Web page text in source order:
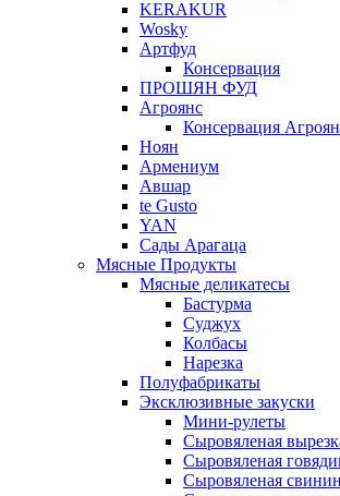
KERAKUR
Wosky
Артфуд
Консервация
ПРОШЯН ФУД
Агроянс
Консервация
Ноян
Армениум
Авшар
te Gusto
YAN
Сады Арагаца
Мясные Продукты
Мясные деликатесы
Бастурма
Суджух
Колбасы
Нарезка
Полуфабрикаты
Эксклюзивные закуски
Мини-рулеты
Сыровяленая
Сыровяленая
Сыровяленая